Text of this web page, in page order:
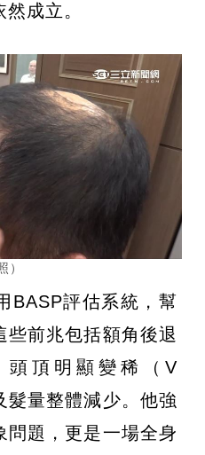
成立。
）
BASP評估系統，幫
些前兆包括額角後退
頭頂明顯變稀（V
髮量整體減少。他強
問題，更是一場全身